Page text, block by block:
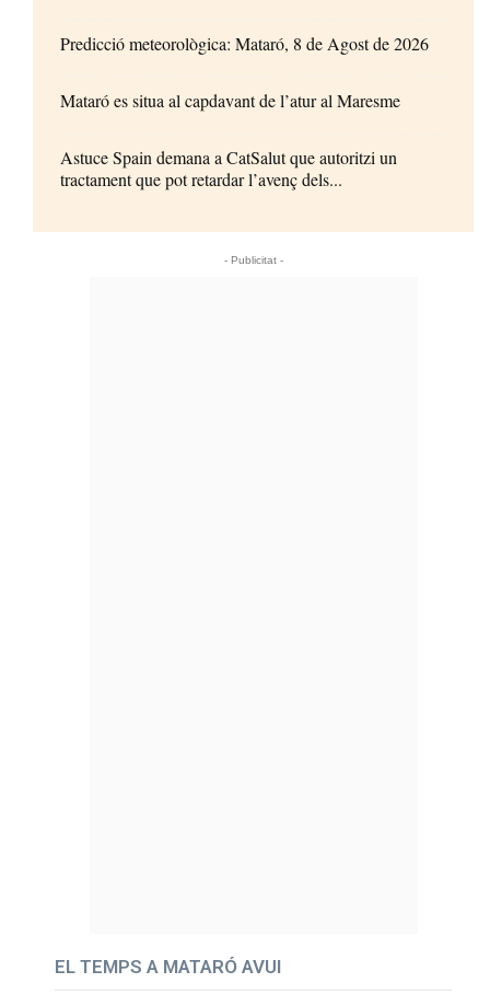
Predicció meteorològica: Mataró, 8 de Agost de 2026
Mataró es situa al capdavant de l’atur al Maresme
Astuce Spain demana a CatSalut que autoritzi un
tractament que pot retardar l’avenç dels...
- Publicitat -
EL TEMPS A MATARÓ AVUI